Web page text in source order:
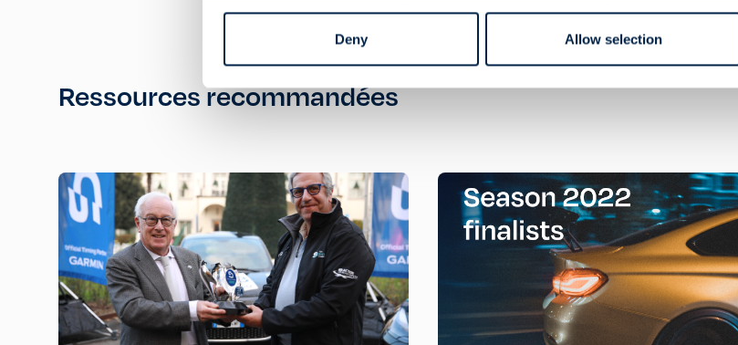
Deny Allow selection
Ressources recommandées